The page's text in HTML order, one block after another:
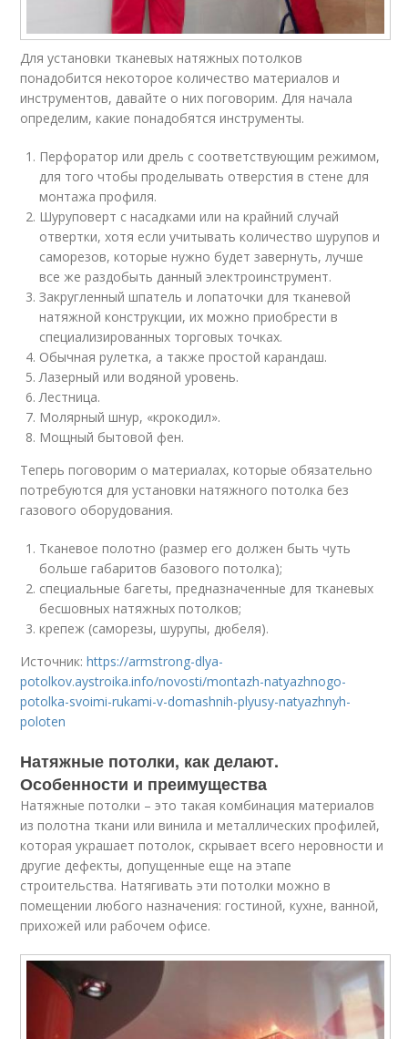
Для установки тканевых натяжных потолков
понадобится некоторое количество материалов и
инструментов, давайте о них поговорим. Для начала
определим, какие понадобятся инструменты.
Перфоратор или дрель с соответствующим режимом,
для того чтобы проделывать отверстия в стене для
монтажа профиля.
Шуруповерт с насадками или на крайний случай
отвертки, хотя если учитывать количество шурупов и
саморезов, которые нужно будет завернуть, лучше
все же раздобыть данный электроинструмент.
Закругленный шпатель и лопаточки для тканевой
натяжной конструкции, их можно приобрести в
специализированных торговых точках.
Обычная рулетка, а также простой карандаш.
Лазерный или водяной уровень.
Лестница.
Молярный шнур, «крокодил».
Мощный бытовой фен.
Теперь поговорим о материалах, которые обязательно
потребуются для установки натяжного потолка без
газового оборудования.
Тканевое полотно (размер его должен быть чуть
больше габаритов базового потолка);
специальные багеты, предназначенные для тканевых
бесшовных натяжных потолков;
крепеж (саморезы, шурупы, дюбеля).
Источник:https://armstrong-dlya-
potolkov.aystroika.info/novosti/montazh-natyazhnogo-
potolka-svoimi-rukami-v-domashnih-plyusy-natyazhnyh-
poloten
Натяжные потолки, как делают.
Особенности и преимущества
Натяжные потолки – это такая комбинация материалов
из полотна ткани или винила и металлических профилей,
которая украшает потолок, скрывает всего неровности и
другие дефекты, допущенные еще на этапе
строительства. Натягивать эти потолки можно в
помещении любого назначения: гостиной, кухне, ванной,
прихожей или рабочем офисе.